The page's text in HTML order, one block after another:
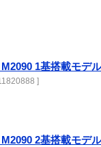
1基搭載モデル
]
2基搭載モデル